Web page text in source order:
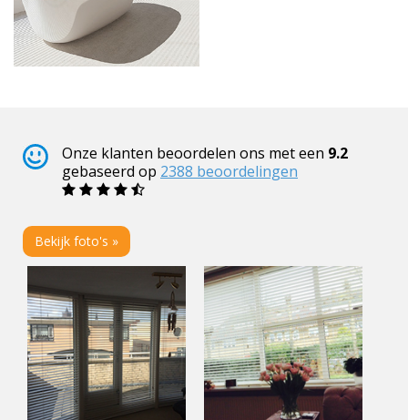
Onze klanten beoordelen ons met een 9.2
gebaseerd op 2388 beoordelingen
Bekijk foto's »